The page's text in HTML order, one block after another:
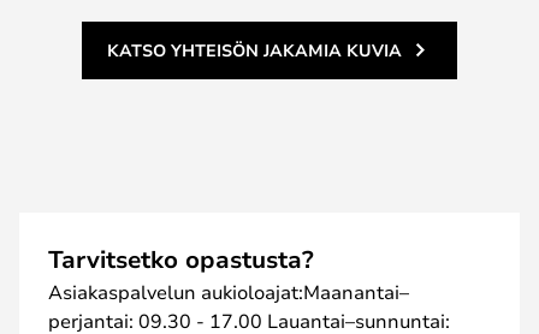
KATSO YHTEISÖN JAKAMIA KUVIA
Tarvitsetko opastusta?
Asiakaspalvelun aukioloajat:Maanantai–
perjantai: 09.30 - 17.00 Lauantai–sunnuntai: